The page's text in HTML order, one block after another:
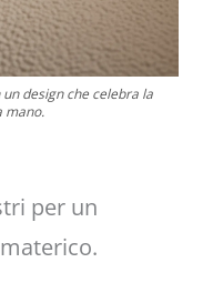
design che celebra la
mano.
per un